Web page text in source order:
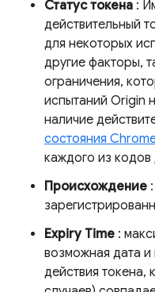
Статус токена :
действительный
для некоторых
другие факторы,
ограничения,
испытаний Origin
наличие
состояния
каждого из кодов
Происхождение :
Expiry Time :
возможная дата и
действия токена,